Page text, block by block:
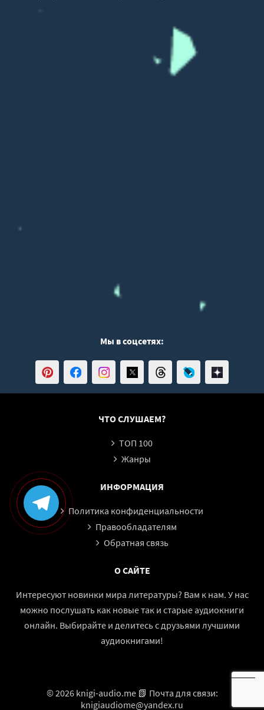
Мы в соцсетях:
ЧТО СЛУШАЕМ?
ТОП 100
Жанры
ИНФОРМАЦИЯ
Политика конфиденциальности
Правообладателям
Обратная связь
О САЙТЕ
Интересуют новинки мира литературы? Вам к нам. У нас
можно послушать как новые так и старые аудиокниги
онлайн. Выбирайте и делитесь с друзьями лучшими
аудиокнигами!
© 2026 knigi-audio.me 📗 Почта для связи:
knigiaudiome@yandex.ru